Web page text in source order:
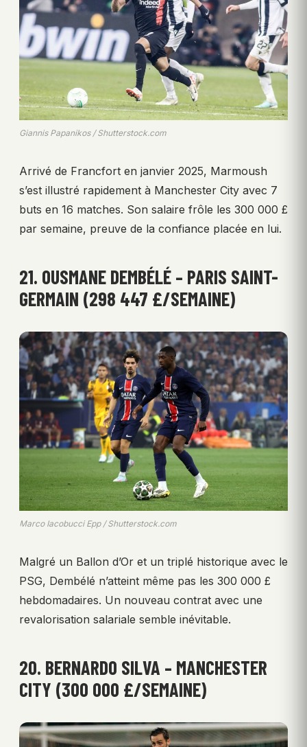
Giannis Papanikos / Shutterstock.com
Arrivé de Francfort en janvier 2025, Marmoush
s’est illustré rapidement à Manchester City avec 7
buts en 16 matches. Son salaire frôle les 300 000 £
par semaine, preuve de la confiance placée en lui.
21. OUSMANE DEMBÉLÉ – PARIS SAINT-
GERMAIN (298 447 £/SEMAINE)
Marco Iacobucci Epp / Shutterstock.com
Malgré un Ballon d’Or et un triplé historique avec le
PSG, Dembélé n’atteint même pas les 300 000 £
hebdomadaires. Un nouveau contrat avec une
revalorisation salariale semble inévitable.
20. BERNARDO SILVA – MANCHESTER
CITY (300 000 £/SEMAINE)